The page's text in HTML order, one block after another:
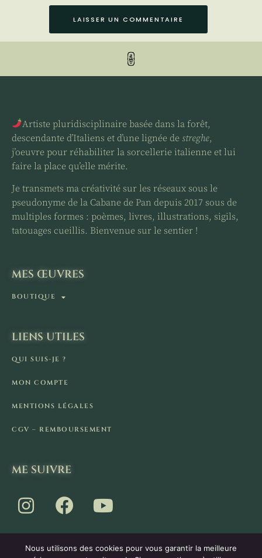
Artiste pluridisciplinaire basée dans la forêt,
descendante d’Italiens et d’une lignée de streghe,
j’oeuvre pour réhabiliter la sorcellerie italienne et lui
faire la place qu’elle mérite.
Je transmets ma créativité sur les réseaux sous le
pseudonyme de la Cabane de Pan depuis 2017 sous de
multiples formes : poèmes, livres, illustrations, sigils,
tatouages cueillis. Bienvenue sur le sentier !
MES ŒUVRES
BOUTIQUE
LIENS UTILES
QUI SUIS-JE ?
MON COMPTE
MENTIONS LÉGALES
CGV – REMBOURSEMENT
ME SUIVRE
Nous utilisons des cookies pour vous garantir la meilleure